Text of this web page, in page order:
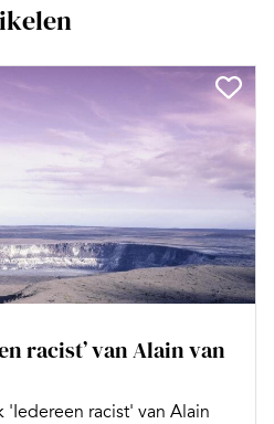
racist’ van Alain van
racist' van Alain